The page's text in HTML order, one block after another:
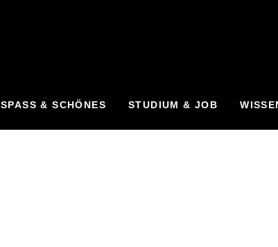
SPASS & SCHÖNES STUDIUM & JOB